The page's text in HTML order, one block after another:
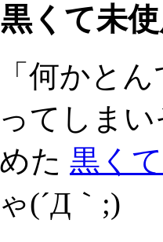
くて未
何かと
てしま
た 黒く
(´Д｀;)